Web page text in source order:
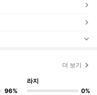
더 보기
96%
라지
0%